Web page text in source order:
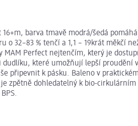
barva tmavě modrá/šedá
o 32–83 % tenčí a 1,1 – 19krát měkčí
MAM Perfect nejtenčím, který je
které umožňují lepší proudění
připevnit k pásku. Baleno v
zpětně dohledatelný k bio-